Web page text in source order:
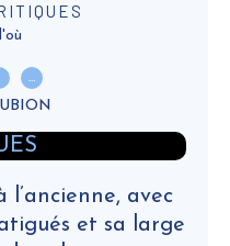
…
l’ancienne, avec
et sa large